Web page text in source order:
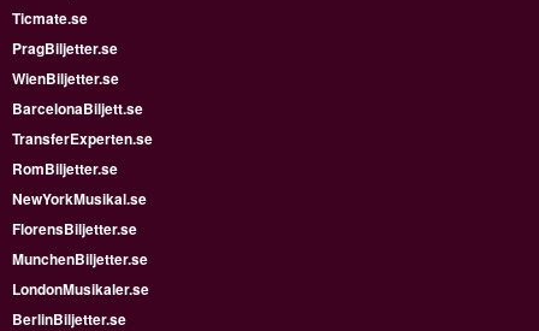
Ticmate.se
PragBiljetter.se
WienBiljetter.se
BarcelonaBiljett.se
TransferExperten.se
RomBiljetter.se
NewYorkMusikal.se
FlorensBiljetter.se
MunchenBiljetter.se
LondonMusikaler.se
BerlinBiljetter.se